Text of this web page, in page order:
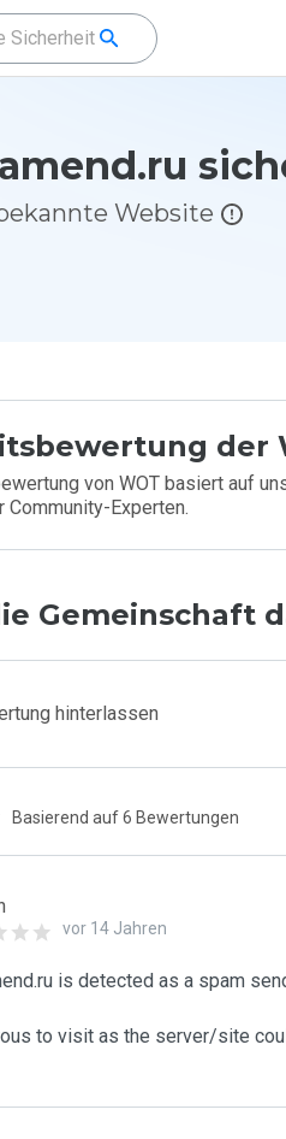
Website
der
von WOT basiert auf
Community-Experten.
Gemeinschaft
hinterlassen
Basierend auf 6 Bewertungen
vor 14 Jahren
is detected as a spam
to visit as the server/site